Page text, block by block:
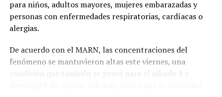
exponer material íntimo
y contarle a su esposa
si no le entregaba la
suma de 25 millones de
pesos.
para niños, adultos mayores, mujeres embarazadas y
personas con enfermedades respiratorias, cardíacas o
alergias.
De acuerdo con el MARN, las concentraciones del
fenómeno se mantuvieron altas este viernes, una
condición que también se prevé para el sábado 8 y